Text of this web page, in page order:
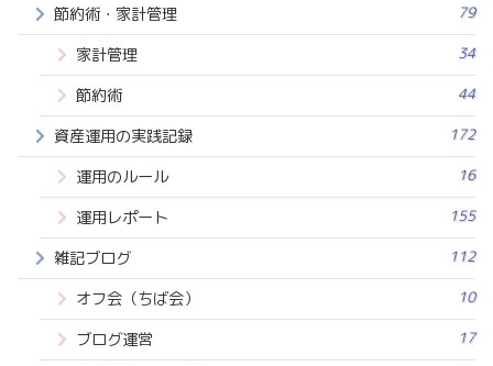
節約術・家計管理 79
家計管理 34
節約術 44
資産運用の実践記録 172
運用のルール 16
運用レポート 155
雑記ブログ 112
オフ会（ちば会） 10
ブログ運営 17